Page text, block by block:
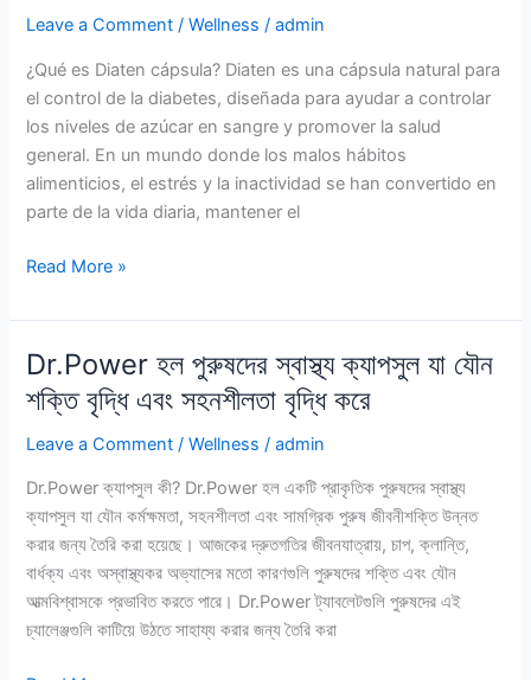
Precio
Donde
comprar
Cómo
utilizar
foro
original
Leave a Comment /Wellness /admin
¿Qué es Diaten cápsula? Diaten es una cápsula natural para
el control de la diabetes, diseñada para ayudar a controlar
los niveles de azúcar en sangre y promover la salud
general. En un mundo donde los malos hábitos
alimenticios, el estrés y la inactividad se han convertido en
parte de la vida diaria, mantener el
Diaten
–
cápsula-
opiniones
-
Beneficios
Ingredientes-
Precio
-
Donde
comprar
-
Read More »
Dr.Power হল পুরুষদের স্বাস্থ্য ক্যাপসুল যা যৌন
শক্তি বৃদ্ধি এবং সহনশীলতা বৃদ্ধি করে
Leave a Comment /Wellness /admin
Dr.Power ক্যাপসুল কী? Dr.Power হল একটি প্রাকৃতিক পুরুষদের স্বাস্থ্য
ক্যাপসুল যা যৌন কর্মক্ষমতা, সহনশীলতা এবং সামগ্রিক পুরুষ জীবনীশক্তি উন্নত
করার জন্য তৈরি করা হয়েছে। আজকের দ্রুতগতির জীবনযাত্রায়, চাপ, ক্লান্তি,
বার্ধক্য এবং অস্বাস্থ্যকর অভ্যাসের মতো কারণগুলি পুরুষদের শক্তি এবং যৌন
আত্মবিশ্বাসকে প্রভাবিত করতে পারে। Dr.Power ট্যাবলেটগুলি পুরুষদের এই
চ্যালেঞ্জগুলি কাটিয়ে উঠতে সাহায্য করার জন্য তৈরি করা